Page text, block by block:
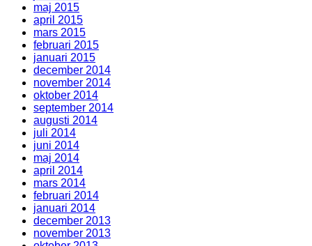
maj 2015
april 2015
mars 2015
februari 2015
januari 2015
december 2014
november 2014
oktober 2014
september 2014
augusti 2014
juli 2014
juni 2014
maj 2014
april 2014
mars 2014
februari 2014
januari 2014
december 2013
november 2013